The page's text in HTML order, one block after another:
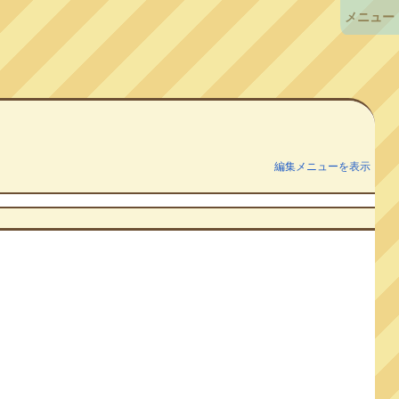
編集メニューを表示
メニュー